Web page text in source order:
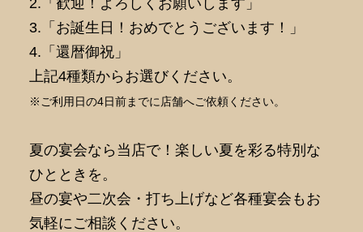
3.「お誕生日！おめでとうございます！」
4.「還暦御祝」
上記4種類からお選びください。
※ご利用日の4日前までに店舗へご依頼ください。
夏の宴会なら当店で！楽しい夏を彩る特別な
ひとときを。
昼の宴や二次会・打ち上げなど各種宴会もお
気軽にご相談ください。